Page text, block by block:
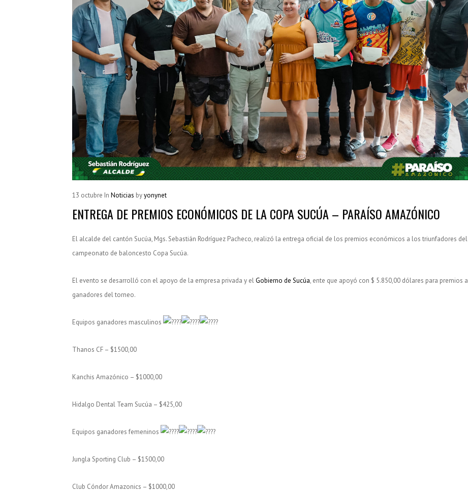
13 octubre In Noticias byyonynet
ENTREGA DE PREMIOS ECONÓMICOS DE LA COPA SUCÚA – PARAÍSO AMAZÓNICO
El alcalde del cantón Sucúa, Mgs. Sebastián Rodríguez Pacheco, realizó la entrega oficial de los premios económicos a los triunfadores del
campeonato de baloncesto Copa Sucúa.
El evento se desarrolló con el apoyo de la empresa privada y elGobierno de Sucúa, ente que apoyó con $ 5.850,00 dólares para premios a
ganadores del torneo.
Equipos ganadores masculinos
Thanos CF – $1500,00
Kanchis Amazónico – $1000,00
Hidalgo Dental Team Sucúa – $425,00
Equipos ganadores femeninos
Jungla Sporting Club – $1500,00
Club Cóndor Amazonics – $1000,00